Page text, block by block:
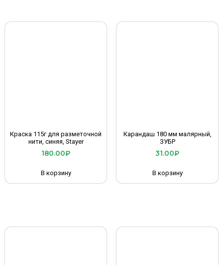
Краска 115г для разметочной
нити, синяя, Stayer
180.00₽
В корзину
Карандаш 180 мм малярный,
ЗУБР
31.00₽
В корзину